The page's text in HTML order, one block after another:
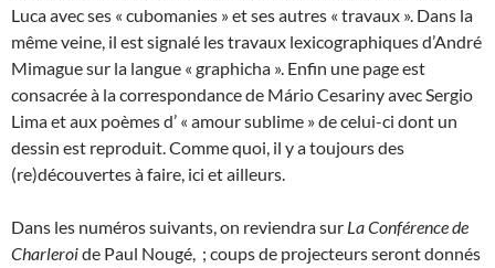
Luca avec ses « cubomanies » et ses autres « travaux ». Dans la
même veine, il est signalé les travaux lexicographiques d’André
Mimague sur la langue « graphicha ». Enfin une page est
consacrée à la correspondance de Mário Cesariny avec Sergio
Lima et aux poèmes d’ « amour sublime » de celui-ci dont un
dessin est reproduit. Comme quoi, il y a toujours des
(re)découvertes à faire, ici et ailleurs.
Dans les numéros suivants, on reviendra sur La Conférence de
Charleroide Paul Nougé, ; coups de projecteurs seront donnés